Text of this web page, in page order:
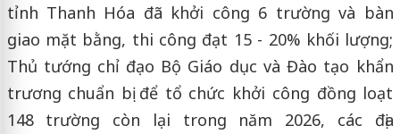
tỉnh Thanh Hóa đã khởi công 6 trường và bàn
giao mặt bằng, thi công đạt 15 - 20% khối lượng;
Thủ tướng chỉ đạo Bộ Giáo dục và Đào tạo khẩn
trương chuẩn bị để tổ chức khởi công đồng loạt
148 trường còn lại trong năm 2026, các địa